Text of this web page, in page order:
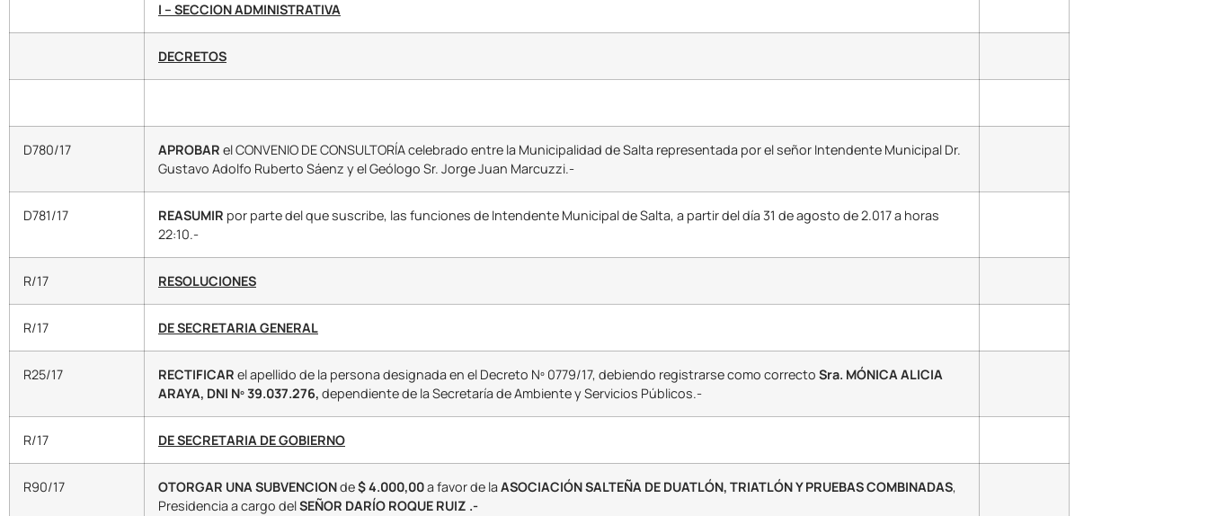
I – SECCION ADMINISTRATIVA
DECRETOS
D780/17 APROBAR el CONVENIO DE CONSULTORÍA celebrado entre la Municipalidad de Salta representada por el señor Intendente Municipal Dr.
Gustavo Adolfo Ruberto Sáenz y el Geólogo Sr. Jorge Juan Marcuzzi.-
D781/17 REASUMIR por parte del que suscribe, las funciones de Intendente Municipal de Salta, a partir del día 31 de agosto de 2.017 a horas
22:10.-
R/17 RESOLUCIONES
R/17 DE SECRETARIA GENERAL
R25/17 RECTIFICAR el apellido de la persona designada en el Decreto Nº 0779/17, debiendo registrarse como correcto Sra. MÓNICA ALICIA
ARAYA, DNI Nº 39.037.276, dependiente de la Secretaría de Ambiente y Servicios Públicos.-
R/17 DE SECRETARIA DE GOBIERNO
R90/17 OTORGAR UNA SUBVENCIONde$ 4.000,00a favor de laASOCIACIÓN SALTEÑA DE DUATLÓN, TRIATLÓN Y PRUEBAS COMBINADAS,
Presidencia a cargo delSEÑOR DARÍO ROQUE RUIZ .-